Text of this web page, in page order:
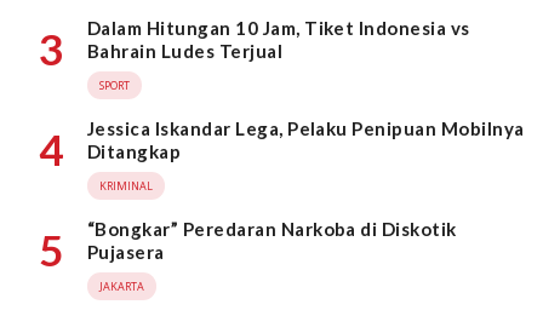
3
Dalam Hitungan 10 Jam, Tiket Indonesia vs
Bahrain Ludes Terjual
SPORT
4
Jessica Iskandar Lega, Pelaku Penipuan Mobilnya
Ditangkap
KRIMINAL
5
“Bongkar” Peredaran Narkoba di Diskotik
Pujasera
JAKARTA